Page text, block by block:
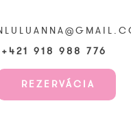
+421 918 988 776
REZERVÁCIA